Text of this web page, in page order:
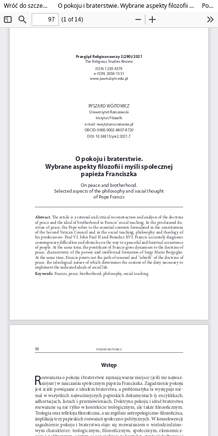
Wróć do szczegółów artykułu O pokoju i braterstwie. Wybrane aspekty filozofii i myśli społecznej papieża Franciszka Pobierz